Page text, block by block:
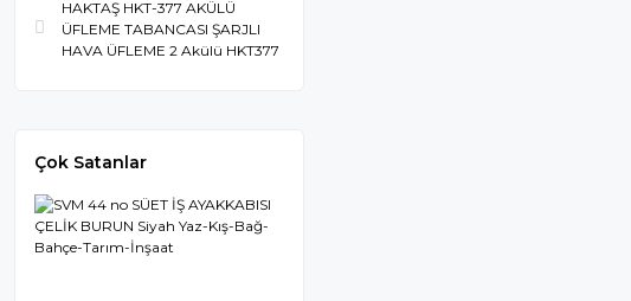
HAKTAŞ HKT-377 AKÜLÜ
ÜFLEME TABANCASI ŞARJLI
HAVA ÜFLEME 2 Akülü HKT377
Çok Satanlar